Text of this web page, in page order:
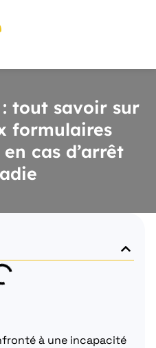
tout savoir sur
formulaires
cas d’arrêt
à une incapacité